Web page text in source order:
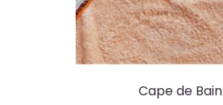
Cape de Bain